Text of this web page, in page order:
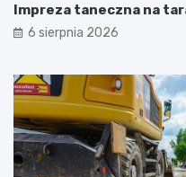
Impreza taneczna na
6 sierpnia 2026